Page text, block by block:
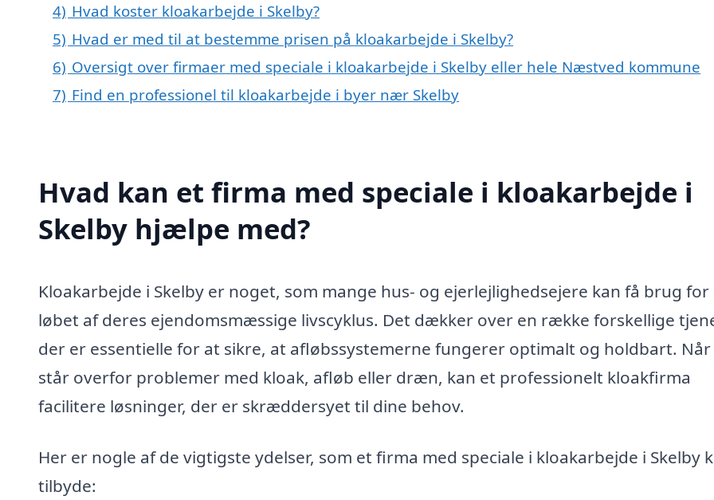
4) Hvad koster kloakarbejde i Skelby?
5) Hvad er med til at bestemme prisen på kloakarbejde i Skelby?
6) Oversigt over firmaer med speciale i kloakarbejde i Skelby eller hele Næstved kommune
7) Find en professionel til kloakarbejde i byer nær Skelby
Hvad kan et firma med speciale i kloakarbejde i
Skelby hjælpe med?
Kloakarbejde i Skelby er noget, som mange hus- og ejerlejlighedsejere kan få brug for
løbet af deres ejendomsmæssige livscyklus. Det dækker over en række forskellige
der er essentielle for at sikre, at afløbssystemerne fungerer optimalt og holdbart. Når
står overfor problemer med kloak, afløb eller dræn, kan et professionelt kloakfirma
facilitere løsninger, der er skræddersyet til dine behov.
Her er nogle af de vigtigste ydelser, som et firma med speciale i kloakarbejde i Skelby
tilbyde: